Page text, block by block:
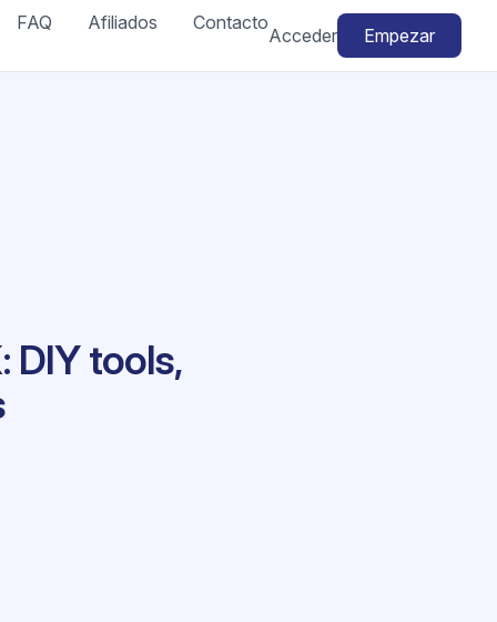
FAQ Afiliados Contacto
Acceder Empezar
DIY tools,